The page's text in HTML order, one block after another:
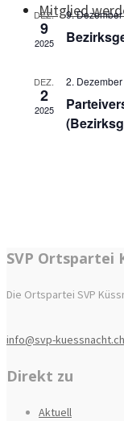
Mitglied
DEZ.
9
2025
9.
DEZ.
2
2025
2.
SVP Ortspartei
Die Ortspartei SVP
info@svp-kuessnacht.ch
Direkt zu
Aktuell